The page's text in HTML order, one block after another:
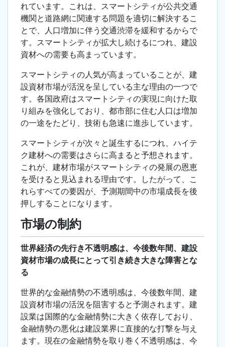
れています。これは、スマートシティが公共交通
機関と道路網に関連する問題を適切に解決するこ
とで、人口増加に伴う交通渋滞を緩和するからで
す。スマートシティが拡大し続けるにつれ、建設
資材への需要も高まっています。
スマートシティの人気が高まっていることが、建
設資材市場が活況を呈している主な理由の一つで
す。各国政府はスマートシティの実現に向けた取
り組みを強化しており、都市部に住む人口は増加
の一途をたどり、技術も急速に進歩しています。
スマートシティが次々と誕生するにつれ、ハイテ
ク建材への需要はさらに高まると予想されます。
これが、建材市場がスマートシティの発展の恩恵
を受けると見込まれる理由です。したがって、こ
れらすべての要因が、予測期間中の市場成長を後
押しすることになります。
市場の制約
世界経済の先行き不透明感は、今後数年間、建設
資材市場の成長にとって引き続き大きな障害とな
る
世界的な金融情勢の不透明感は、今後数年間、建
設資材市場の活況を阻害すると予測されます。建
設業は国際的な金融情勢に大きく依存しており、
金融情勢の悪化は建設業界に直接的な打撃を与え
ます。現在の金融情勢を取り巻く不透明感は、今